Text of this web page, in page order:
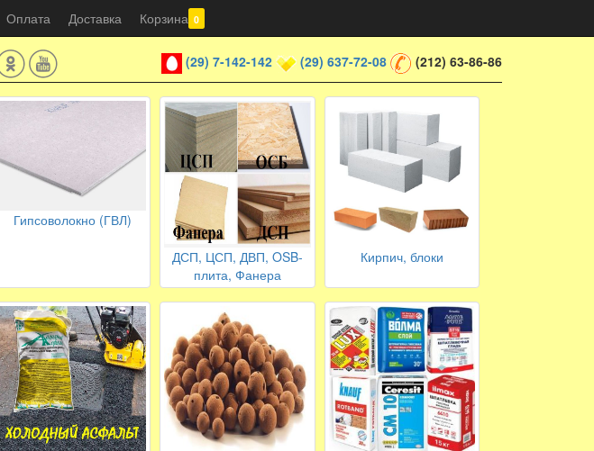
Оплата Доставка Корзина 0
(29) 7-142-142 (29) 637-72-08 (212) 63-86-86
Гипсоволокно (ГВЛ)
ДСП, ЦСП, ДВП, OSB-
плита, Фанера
Кирпич, блоки